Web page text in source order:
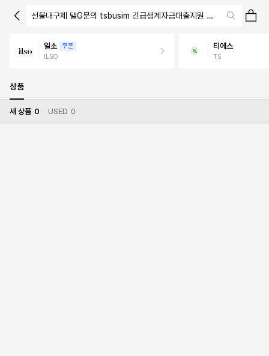
선불내구제 탤G문의 tsbusim 긴급생계자금대출지원 탬스뷰선불유심내
일소
쿠폰
ILSO
티에스
TS
상품
새 상품 0 USED 0